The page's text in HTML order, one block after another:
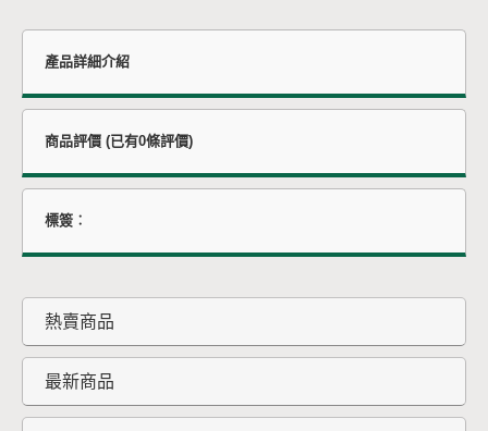
產品詳細介紹
商品評價 (已有0條評價)
標簽︰
熱賣商品
最新商品